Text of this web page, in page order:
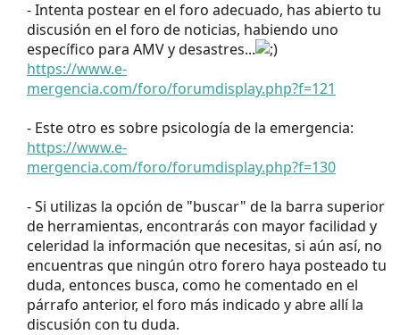
- Intenta postear en el foro adecuado, has abierto tu
discusión en el foro de noticias, habiendo uno
específico para AMV y desastres...
https://www.e-
mergencia.com/foro/forumdisplay.php?f=121
- Este otro es sobre psicología de la emergencia:
https://www.e-
mergencia.com/foro/forumdisplay.php?f=130
- Si utilizas la opción de "buscar" de la barra superior
de herramientas, encontrarás con mayor facilidad y
celeridad la información que necesitas, si aún así, no
encuentras que ningún otro forero haya posteado tu
duda, entonces busca, como he comentado en el
párrafo anterior, el foro más indicado y abre allí la
discusión con tu duda.